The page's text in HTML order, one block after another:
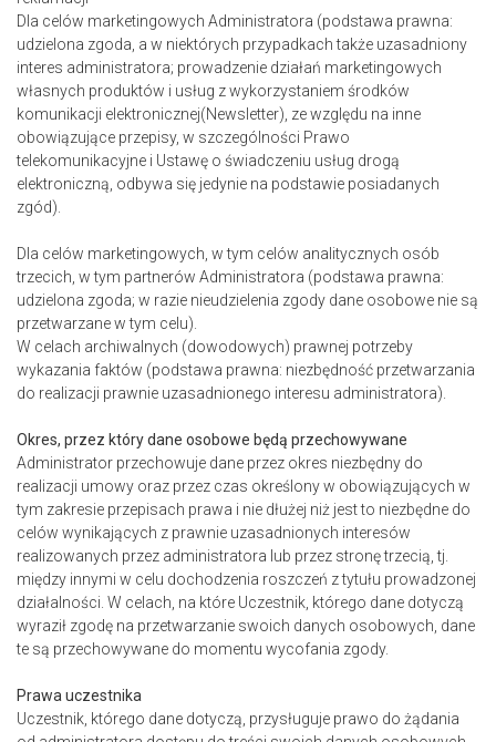
Dla celów marketingowych Administratora (podstawa prawna:
udzielona zgoda, a w niektórych przypadkach także uzasadniony
interes administratora; prowadzenie działań marketingowych
własnych produktów i usług z wykorzystaniem środków
komunikacji elektronicznej(Newsletter), ze względu na inne
obowiązujące przepisy, w szczególności Prawo
telekomunikacyjne i Ustawę o świadczeniu usług drogą
elektroniczną, odbywa się jedynie na podstawie posiadanych
zgód).
Dla celów marketingowych, w tym celów analitycznych osób
trzecich, w tym partnerów Administratora (podstawa prawna:
udzielona zgoda; w razie nieudzielenia zgody dane osobowe nie są
przetwarzane w tym celu).
W celach archiwalnych (dowodowych) prawnej potrzeby
wykazania faktów (podstawa prawna: niezbędność przetwarzania
do realizacji prawnie uzasadnionego interesu administratora).
Okres, przez który dane osobowe będą przechowywane
Administrator przechowuje dane przez okres niezbędny do
realizacji umowy oraz przez czas określony w obowiązujących w
tym zakresie przepisach prawa i nie dłużej niż jest to niezbędne do
celów wynikających z prawnie uzasadnionych interesów
realizowanych przez administratora lub przez stronę trzecią, tj.
między innymi w celu dochodzenia roszczeń z tytułu prowadzonej
działalności. W celach, na które Uczestnik, którego dane dotyczą
wyraził zgodę na przetwarzanie swoich danych osobowych, dane
te są przechowywane do momentu wycofania zgody.
Prawa uczestnika
Uczestnik, którego dane dotyczą, przysługuje prawo do żądania